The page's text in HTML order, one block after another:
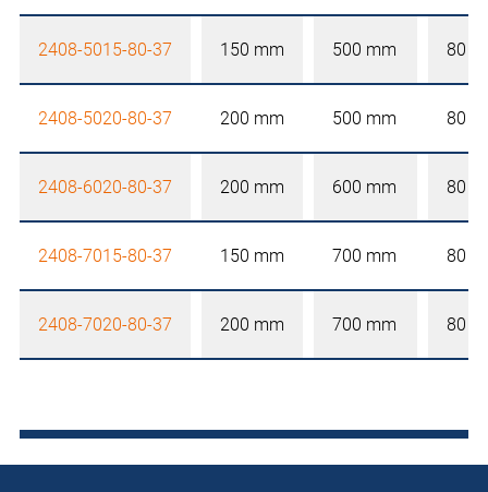
2408-5015-80-37 150 mm 500 mm 80
2408-5020-80-37 200 mm 500 mm 80
2408-6020-80-37 200 mm 600 mm 80
2408-7015-80-37 150 mm 700 mm 80
2408-7020-80-37 200 mm 700 mm 80